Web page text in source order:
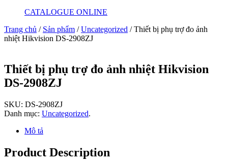
CATALOGUE ONLINE
Trang chủ / Sản phẩm /Uncategorized / Thiết bị phụ trợ đo ảnh
nhiệt Hikvision DS-2908ZJ
Thiết bị phụ trợ đo ảnh nhiệt Hikvision
DS-2908ZJ
SKU: DS-2908ZJ
Danh mục: Uncategorized.
Mô tả
Product Description